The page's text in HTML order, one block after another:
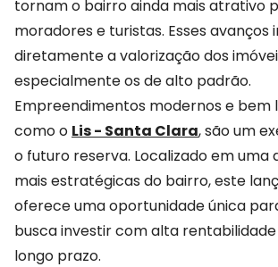
tornam o bairro ainda mais atrativo
moradores e turistas. Esses avanços
diretamente a valorização dos
especialmente os de alto padrão.
Empreendimentos modernos e bem
como o Lis - Santa Clara, são um
o futuro reserva. Localizado em uma
mais estratégicas do bairro, este
oferece uma oportunidade única
busca investir com alta
longo prazo.